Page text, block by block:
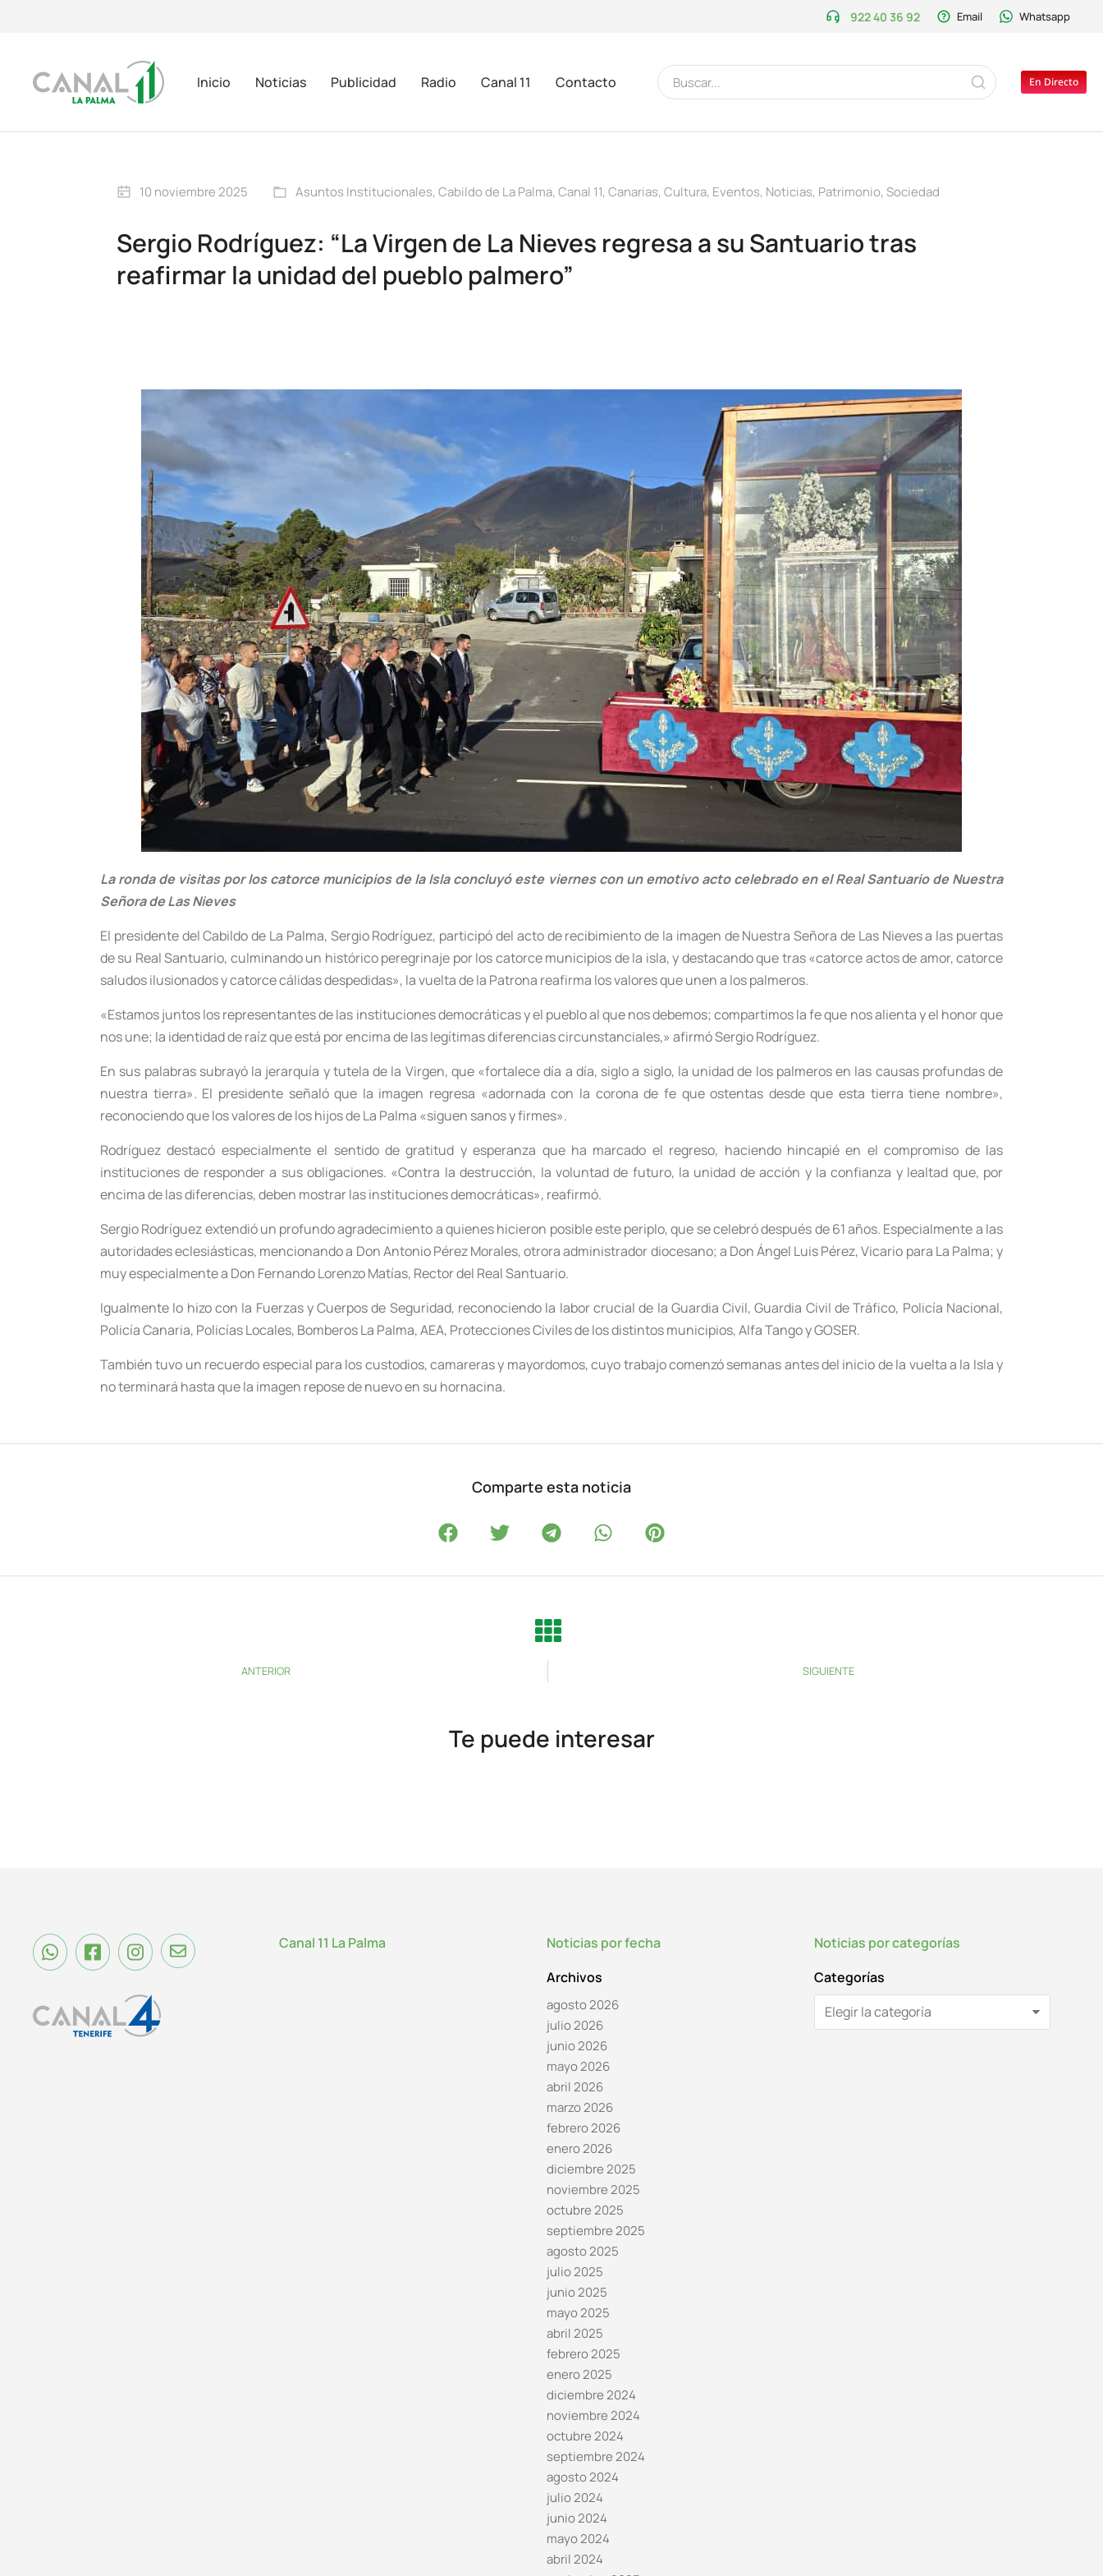
922 40 36 92 Email Whatsapp
Inicio Noticias Publicidad Radio Canal 11 Contacto En Directo
10 noviembre 2025 Asuntos Institucionales, Cabildo de La Palma, Canal 11, Canarias, Cultura, Eventos, Noticias, Patrimonio, Sociedad
Sergio Rodríguez: “La Virgen de La Nieves regresa a su Santuario tras
reafirmar la unidad del pueblo palmero”
La ronda de visitas por los catorce municipios de la Isla concluyó este viernes con un emotivo acto celebrado en el Real Santuario de Nuestra
Señora de Las Nieves
El presidente del Cabildo de La Palma, Sergio Rodríguez, participó del acto de recibimiento de la imagen de Nuestra Señora de Las Nieves a las puertas
de su Real Santuario, culminando un histórico peregrinaje por los catorce municipios de la isla, y destacando que tras «catorce actos de amor, catorce
saludos ilusionados y catorce cálidas despedidas», la vuelta de la Patrona reafirma los valores que unen a los palmeros.
«Estamos juntos los representantes de las instituciones democráticas y el pueblo al que nos debemos; compartimos la fe que nos alienta y el honor que
nos une; la identidad de raíz que está por encima de las legítimas diferencias circunstanciales,» afirmó Sergio Rodríguez.
En sus palabras subrayó la jerarquía y tutela de la Virgen, que «fortalece día a día, siglo a siglo, la unidad de los palmeros en las causas profundas de
nuestra tierra». El presidente señaló que la imagen regresa «adornada con la corona de fe que ostentas desde que esta tierra tiene nombre»,
reconociendo que los valores de los hijos de La Palma «siguen sanos y firmes».
Rodríguez destacó especialmente el sentido de gratitud y esperanza que ha marcado el regreso, haciendo hincapié en el compromiso de las
instituciones de responder a sus obligaciones. «Contra la destrucción, la voluntad de futuro, la unidad de acción y la confianza y lealtad que, por
encima de las diferencias, deben mostrar las instituciones democráticas», reafirmó.
Sergio Rodríguez extendió un profundo agradecimiento a quienes hicieron posible este periplo, que se celebró después de 61 años. Especialmente a las
autoridades eclesiásticas, mencionando a Don Antonio Pérez Morales, otrora administrador diocesano; a Don Ángel Luis Pérez, Vicario para La Palma; y
muy especialmente a Don Fernando Lorenzo Matías, Rector del Real Santuario.
Igualmente lo hizo con la Fuerzas y Cuerpos de Seguridad, reconociendo la labor crucial de la Guardia Civil, Guardia Civil de Tráfico, Policía Nacional,
Policía Canaria, Policías Locales, Bomberos La Palma, AEA, Protecciones Civiles de los distintos municipios, Alfa Tango y GOSER.
También tuvo un recuerdo especial para los custodios, camareras y mayordomos, cuyo trabajo comenzó semanas antes del inicio de la vuelta a la Isla y
no terminará hasta que la imagen repose de nuevo en su hornacina.
Comparte esta noticia
ANTERIOR SIGUIENTE
Te puede interesar
Canal 11 La Palma
Noticias por fecha
Archivos
agosto 2026
julio 2026
junio 2026
mayo 2026
abril 2026
marzo 2026
febrero 2026
enero 2026
diciembre 2025
noviembre 2025
octubre 2025
septiembre 2025
agosto 2025
julio 2025
junio 2025
mayo 2025
abril 2025
febrero 2025
enero 2025
diciembre 2024
noviembre 2024
octubre 2024
septiembre 2024
agosto 2024
julio 2024
junio 2024
mayo 2024
abril 2024
Noticias por categorías
Categorías